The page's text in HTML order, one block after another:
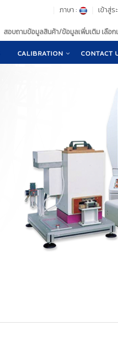
เข้าสู่ร
ภาษา :
สอบถามข้อมูลสินค้า/ข้อมูลเพิ่มเติม เลือก
CALIBRATION CONTACT